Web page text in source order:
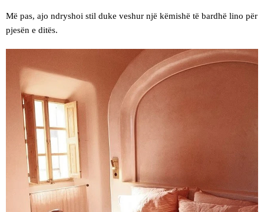
Më pas, ajo ndryshoi stil duke veshur një këmishë të bardhë lino për
pjesën e ditës.